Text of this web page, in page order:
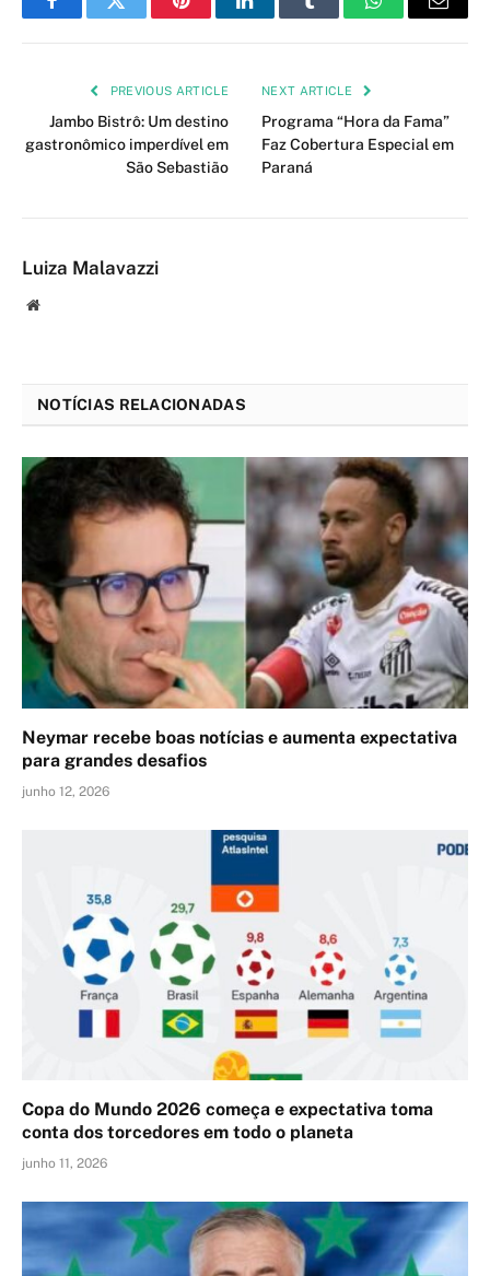
FacebookTwitter PinterestLinkedInTumblr WhatsAppEmail
PREVIOUS ARTICLE
Jambo Bistrô: Um destino
gastronômico imperdível em
São Sebastião
NEXT ARTICLE
Programa “Hora da Fama”
Faz Cobertura Especial em
Paraná
Luiza Malavazzi
Website
NOTÍCIAS RELACIONADAS
Neymar recebe boas notícias e aumenta expectativa
para grandes desafios
junho 12, 2026
Copa do Mundo 2026 começa e expectativa toma
conta dos torcedores em todo o planeta
junho 11, 2026